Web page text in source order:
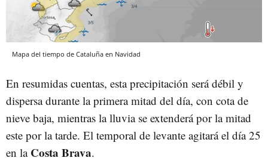
Mapa del tiempo de Cataluña en Navidad
En resumidas cuentas, esta precipitación será débil y
dispersa durante la primera mitad del día, con cota de
nieve baja, mientras la lluvia se extenderá por la mitad
este por la tarde. El temporal de levante agitará el día 25
en la Costa Brava.